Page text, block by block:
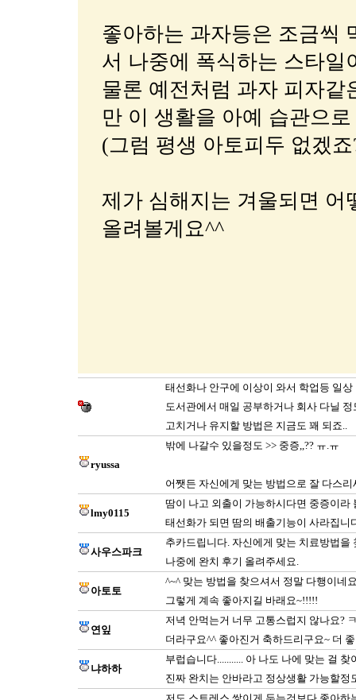
좋아하는 과자등은 조금씩
서 나중에 폭식하는 스타일
물론 예전처럼 과자 피자
만 이 생활을 아예 습관으
(그럼 평생 아토피두 없겠
제가 심해지는 겨울되면 어
올려볼게요^^
태선화나 안구에 이상이 와서 학업등 일
도서관에서 매일 공부하거나 회사 다닐
고치거나 유지할 방법은 지금도 꽤 되죠..
ryussa
밖에 나갈수 있을정도 >> 중증,,?? ㅠ.ㅠ
어쨋든 자신에게 맞는 방법으로 잘 다스리
lmy0115
땀이 나고 외출이 가능하시다면 중증이라
태선화가 되면 땀의 배출기능이 사라집니
사우스파크
추카드립니다. 자신에게 맞는 치료방법을
나중에 완치 후기 올려주세요.
아토토
^~^ 맞는 방법을 찾으셔서 정말 다행이네
그렇게 계속 좋아지길 바래요~!!!!!
연잎
저녁 안먹는거 너무 고통스럽지 않나요?
더라구요^^ 좋아진거 축하드리구요~ 더
냐하하
부럽습니다........... 아 나도 나에 맞는 걸 찾
진짜 완치는 안바라고 정상생활 가능할정